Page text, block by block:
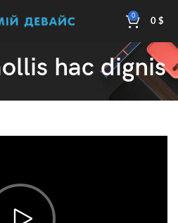
0
0$
hac dignis